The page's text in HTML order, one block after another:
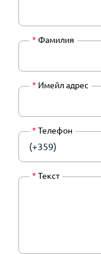
* Фамилия
* Имейл адрес
* Телефон
(+359)
* Текст